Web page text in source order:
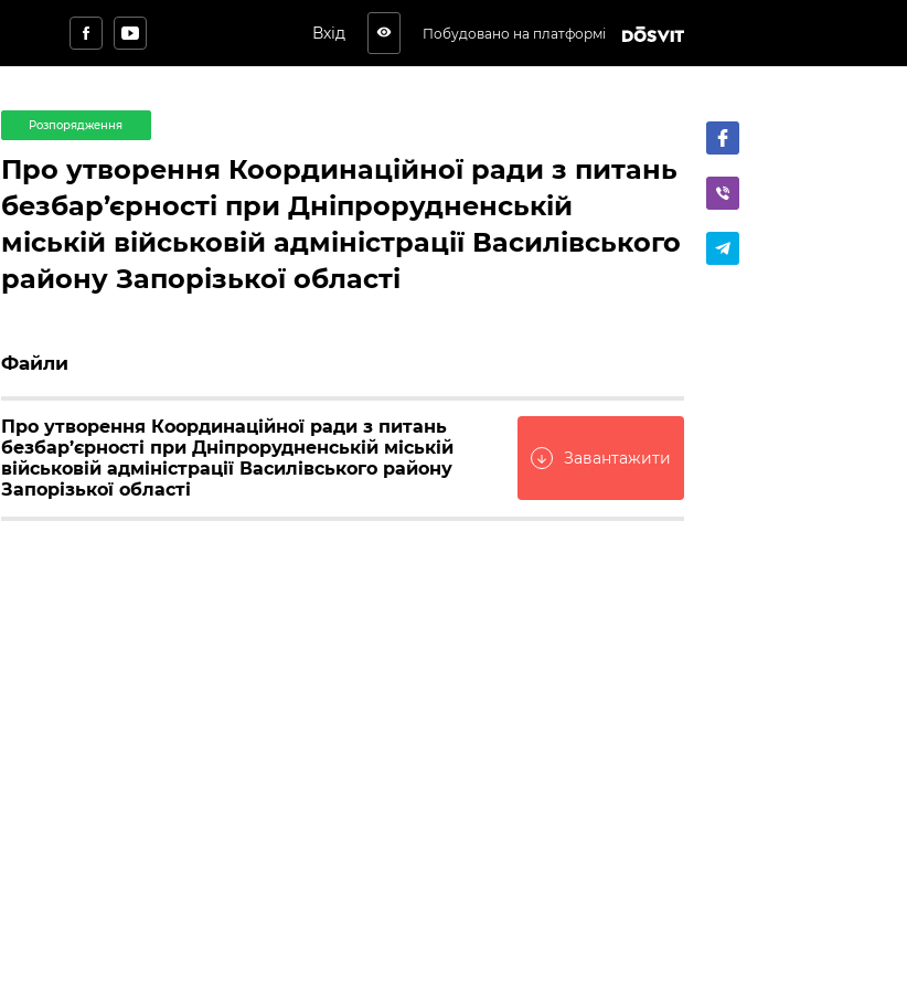
Вхід visibility Побудовано на платформі
Розпорядження
Про утворення Координаційної ради з питань
безбар’єрності при Дніпрорудненській
міській військовій адміністрації Василівського
району Запорізької області
Файли
Про утворення Координаційної ради з питань
безбар’єрності при Дніпрорудненській міській
військовій адміністрації Василівського району
Запорізької області
arrow_downward Завантажити